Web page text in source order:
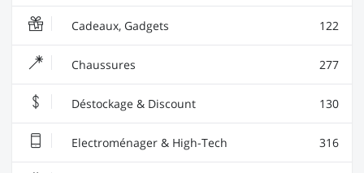
Cadeaux, Gadgets 122
Chaussures 277
Déstockage & Discount 130
Electroménager & High-Tech 316